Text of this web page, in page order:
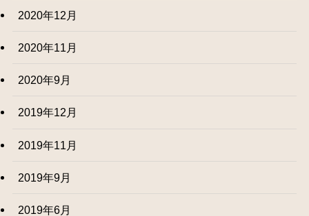
2020年12月
2020年11月
2020年9月
2019年12月
2019年11月
2019年9月
2019年6月